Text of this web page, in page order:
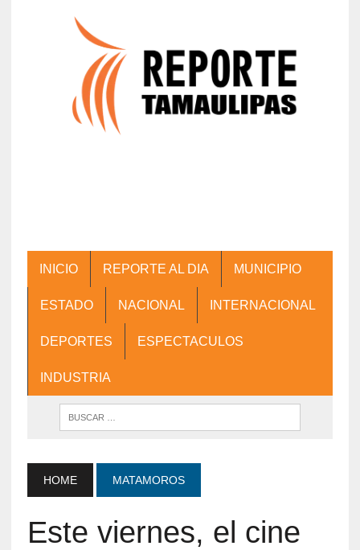
INICIO REPORTE AL DIA MUNICIPIO
ESTADO NACIONAL INTERNACIONAL
DEPORTES ESPECTACULOS
INDUSTRIA
HOME MATAMOROS
Este viernes, el cine